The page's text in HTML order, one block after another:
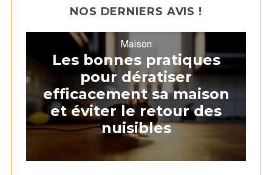
NOS DERNIERS AVIS !
Maison
Les bonnes pratiques
pour dératiser
efficacement sa maison
et éviter le retour des
nuisibles